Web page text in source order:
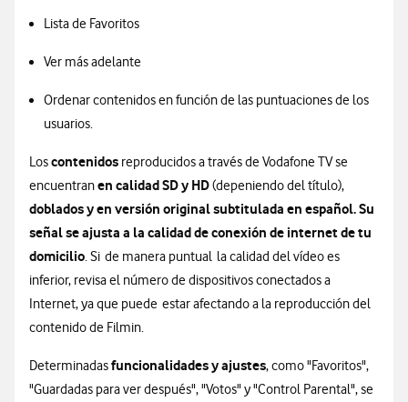
Lista de Favoritos
Ver más adelante
Ordenar contenidos en función de las puntuaciones de los
usuarios.
Loscontenidos reproducidos a través de Vodafone TV se
encuentranen calidad SD y HD(depeniendo del título),
doblados y en versión original subtitulada en español. Su
señal se ajusta a la calidad de conexión de internet de tu
domicilio. Si de manera puntual la calidad del vídeo es
inferior, revisa el número de dispositivos conectados a
Internet, ya que puede estar afectando a la reproducción del
contenido de Filmin.
Determinadasfuncionalidades y ajustes, como "Favoritos",
"Guardadas para ver después", "Votos" y "Control Parental", se